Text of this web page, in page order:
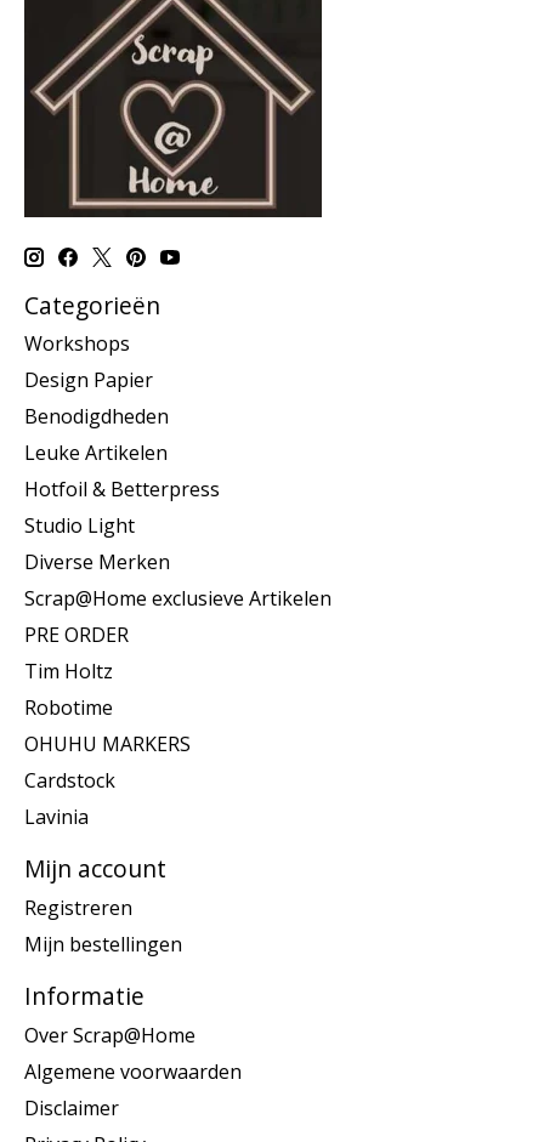
Categorieën
Workshops
Design Papier
Benodigdheden
Leuke Artikelen
Hotfoil & Betterpress
Studio Light
Diverse Merken
Scrap@Home exclusieve Artikelen
PRE ORDER
Tim Holtz
Robotime
OHUHU MARKERS
Cardstock
Lavinia
Mijn account
Registreren
Mijn bestellingen
Informatie
Over Scrap@Home
Algemene voorwaarden
Disclaimer